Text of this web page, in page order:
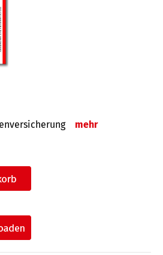
mehr